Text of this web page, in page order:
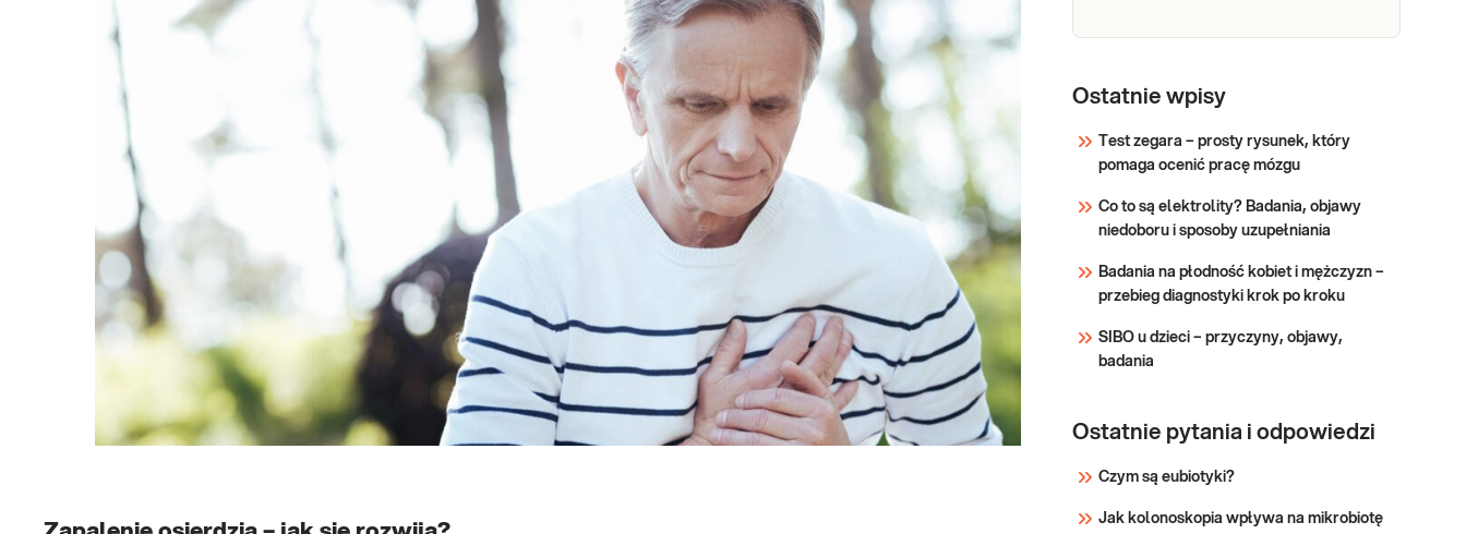
niedokrwiennej mięśni lub
w diagnostyce i monitorowania
szybkość sedymentacji (opad)
nieswoiste, wykrywające i
monitorujące przewlekłe stany
(głównie bakteryjnych), zmiany
składu i proporcji globulin oraz
Sprawdź
Ostatnie wpisy
Test zegara – prosty rysunek, który
pomaga ocenić pracę mózgu
Co to są elektrolity? Badania, objawy
niedoboru i sposoby uzupełniania
Badania na płodność kobiet i mężczyzn –
przebieg diagnostyki krok po kroku
SIBO u dzieci – przyczyny, objawy,
badania
Ostatnie pytania i odpowiedzi
Czym są eubiotyki?
Jak kolonoskopia wpływa na mikrobiotę